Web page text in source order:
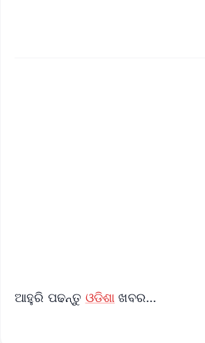
ଆହୁରି ପଢନ୍ତୁ ଓଡିଶା ଖବର...